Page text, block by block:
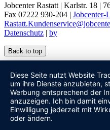
Jobcenter Rastatt | Karlstr. 18 |
Fax 07222 930-204 | Jobcenter-
Datenschutz | by
Back to top
Diese Seite nutzt Website
um ihre Dienste anzubieten,
Werbung entsprechend der
anzuzeigen. Ich bin damit
Einwilligung jederzeit mit
oder ändern.